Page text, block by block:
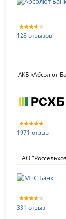
128 отзывов
АКБ «Абсолют
1971 отзыв
АО
331 отзыв